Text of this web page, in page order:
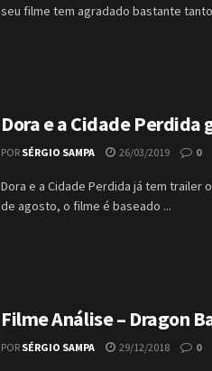
seu filme tem agradado bastante
Dora e a Cidade
POR SÉRGIO SAMPA 26/03/2019 0
Dora e a Cidade Perdida já tem trailer
de agosto, o filme é baseado ...
Filme Análise – Dragon
POR SÉRGIO SAMPA 29/12/2018 0